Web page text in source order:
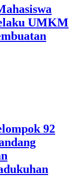
UMKM
92